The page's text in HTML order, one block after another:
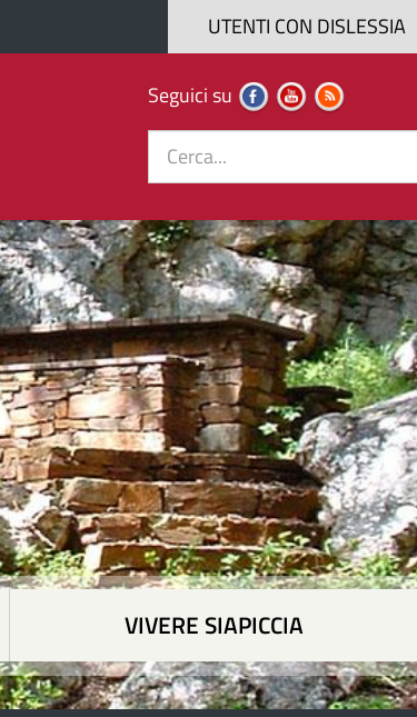
UTENTI CON DISLESSIA
Seguici su
VIVERE SIAPICCIA